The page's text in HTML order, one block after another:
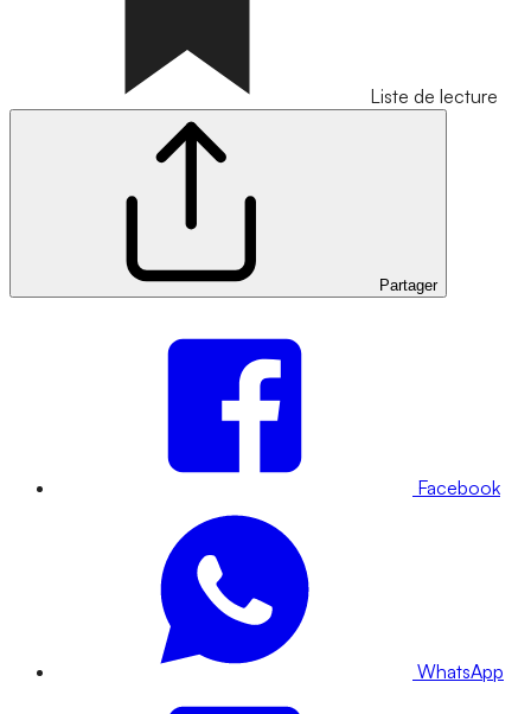
Liste de lecture
Partager
Facebook
WhatsApp